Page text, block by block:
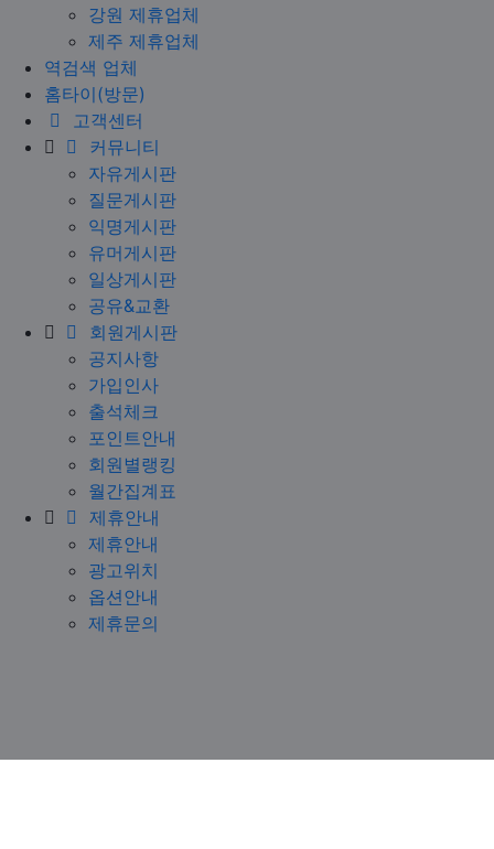
강원 제휴업체
제주 제휴업체
역검색 업체
홈타이(방문)
고객센터
커뮤니티
자유게시판
질문게시판
익명게시판
유머게시판
일상게시판
공유&교환
회원게시판
공지사항
가입인사
출석체크
포인트안내
회원별랭킹
월간집계표
제휴안내
제휴안내
광고위치
옵션안내
제휴문의